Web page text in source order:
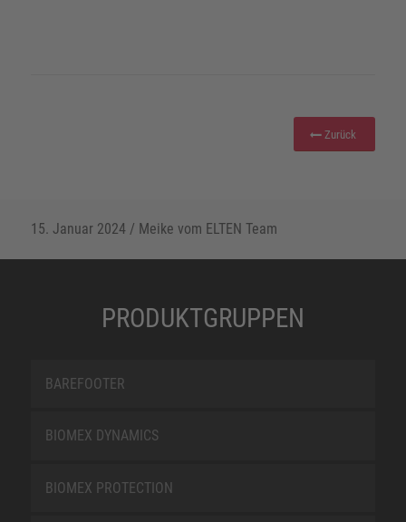
Zurück
15. Januar 2024/ Meike vom ELTEN Team
PRODUKTGRUPPEN
BAREFOOTER
BIOMEX DYNAMICS
BIOMEX PROTECTION